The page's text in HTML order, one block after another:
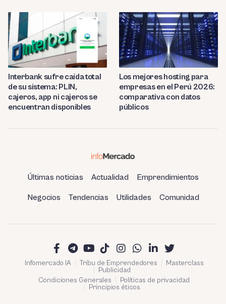
Interbank sufre caída total
de su sistema: PLIN,
cajeros, app ni cajeros se
encuentran disponibles
Los mejores hosting para
empresas en el Perú 2026:
comparativa con datos
públicos
Últimas noticias Actualidad Emprendimientos
Negocios Tendencias Utilidades Comunidad
Infomercado IA Tribu de Emprendedores
Masterclass
Publicidad
Condiciones Generales
Políticas de privacidad
Principios éticos